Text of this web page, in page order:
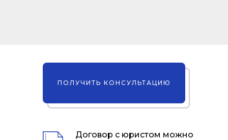
ПОЛУЧИТЬ КОНСУЛЬТАЦИЮ
Договор с юристом можно